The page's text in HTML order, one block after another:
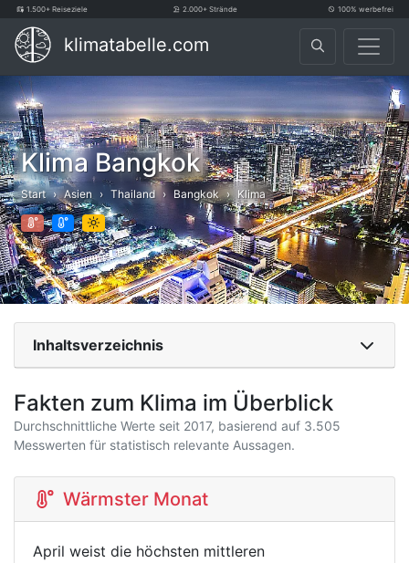
1.500+ Reiseziele 2.000+ Strände 100% werbefrei
klimatabelle.com
Klima Bangkok
Start Asien Thailand Bangkok Klima
Inhaltsverzeichnis
Fakten zum Klima im Überblick
Durchschnittliche Werte seit 2017, basierend auf 3.505
Messwerten für statistisch relevante Aussagen.
Wärmster Monat
April weist die höchsten mittleren